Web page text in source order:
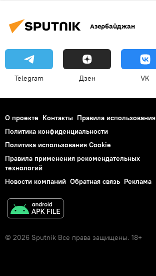
Джанни Де Бьязи
АФФА
Азербайджан
Telegram Дзен VK
О проекте Контакты Правила использования
Политика конфиденциальности
Политика использования Cookie
Правила применения рекомендательных
технологий
Новости компаний Обратная связь Реклама
© 2026 Sputnik Все права защищены. 18+